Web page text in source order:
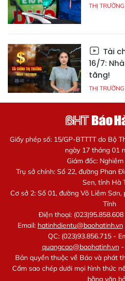
THỊ TRƯỜNG
Tài
16/7:
tăng!
THỊ TRƯỜNG
Giấy phép số: 15/GP-BTTTT do Bộ
ngày 17 tháng 01
Giám đốc:
Trụ sở chính: Số 22, đường Phan
Sen, tỉnh Hà
Cơ sở 2: Số 01, đường Võ Liêm
Tĩnh
Điện thoại:
Email: hatinhdientu@baohatinh.vn
QC: (023)93.856.715 -
quangcao@baohatinh.vn-
Bản quyền thuộc về Báo và phát
Cấm sao chép dưới mọi hình thức
bằng văn